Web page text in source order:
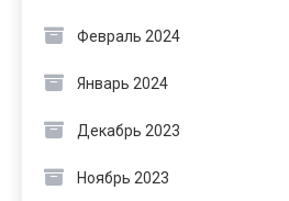
Февраль 2024
Январь 2024
Декабрь 2023
Ноябрь 2023